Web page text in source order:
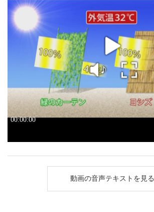
動画の音声テキストを見る